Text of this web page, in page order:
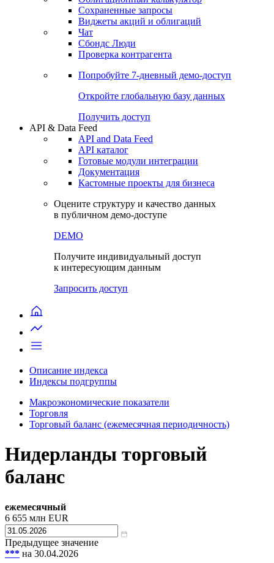
Сохраненные запросы
Виджеты акций и облигаций
Чат
Сбондс Люди
Проверка контрагента
Попробуйте 7-дневный демо-доступ
Откройте глобальную базу данных
Получить доступ
API & Data Feed
API and Data Feed
API каталог
Готовые модули интеграции
Документация
Кастомные проекты для бизнеса
Оцените структуру и качество данных
в публичном демо-доступе
DEMO
Получите индивидуальный доступ
к интересующим данным
Запросить доступ
Описание индекса
Индексы подгруппы
Макроэкономические показатели
Торговля
Торговый баланс (ежемесячная периодичность)
Нидерланды торговый
баланс
ежемесячный
6 655 млн EUR
Предыдущее значение
*** на 30.04.2026